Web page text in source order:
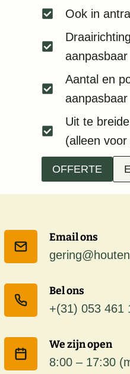
Ook in
aanpasbaar
Aantal en
aanpasbaar
Uit te
(alleen
OFFERTE
Email ons
Bel ons
+(31) 053 461
We zijn open
8:00 – 17:30